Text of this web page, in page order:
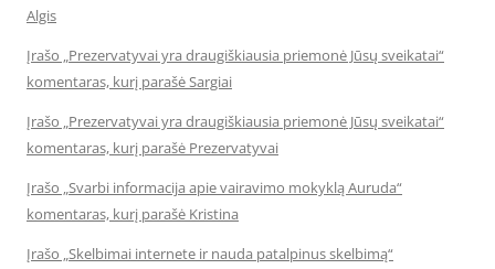
Algis
Įrašo „Prezervatyvai yra draugiškiausia priemonė Jūsų sveikatai“
komentaras, kurį parašė Sargiai
Įrašo „Prezervatyvai yra draugiškiausia priemonė Jūsų sveikatai“
komentaras, kurį parašė Prezervatyvai
Įrašo „Svarbi informacija apie vairavimo mokyklą Auruda“
komentaras, kurį parašė Kristina
Įrašo „Skelbimai internete ir nauda patalpinus skelbimą“